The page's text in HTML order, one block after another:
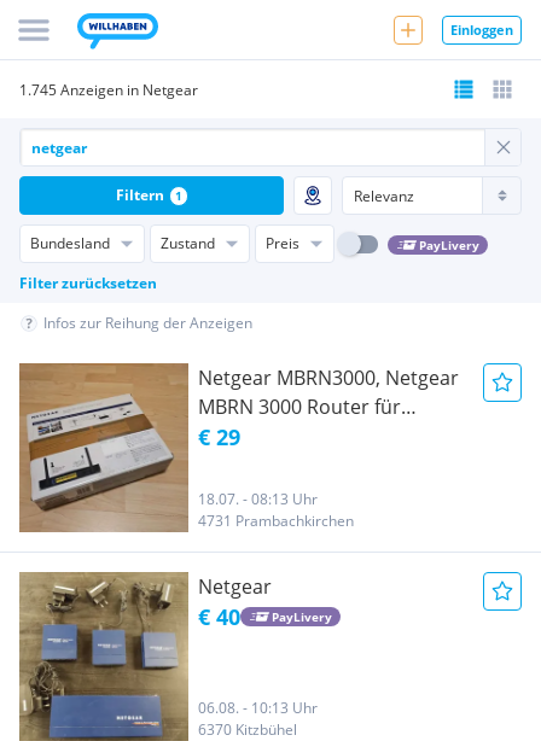
Einloggen
1.745 Anzeigen in Netgear
Bundesland Zustand Preis PayLivery
Filter zurücksetzen
Filtern 1
Infos zur Reihung der Anzeigen
Netgear MBRN3000, Netgear
MBRN 3000 Router für
Surfsticks
€ 29
18.07. - 08:13 Uhr
4731 Prambachkirchen
Netgear
€ 40 PayLivery
06.08. - 10:13 Uhr
6370 Kitzbühel